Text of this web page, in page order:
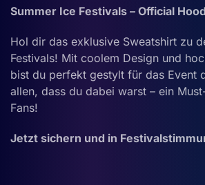
Summer Ice Festivals – Official
Hol dir das exklusive Sweatshirt zu
Festivals! Mit coolem Design und
bist du perfekt gestylt für das Event
allen, dass du dabei warst – ein
Fans!
Jetzt sichern und in